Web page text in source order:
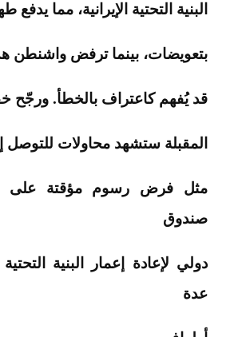
البنية التحتية الإيرانية، مما
بتعويضات، بينما ترفض واشنطن هذا
قد يُفهم كاعتراف بالخطأ. ورجّح
المقبلة ستشهد محاولات
مثل فرض رسوم مؤقتة على
صندوق
دولي لإعادة إعمار البنية
عدة